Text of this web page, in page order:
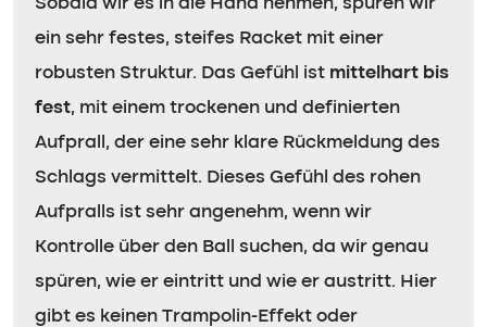
Sobald wir es in die Hand nehmen, spüren wir
ein sehr festes, steifes Racket mit einer
robusten Struktur. Das Gefühl ist mittelhart bis
fest, mit einem trockenen und definierten
Aufprall, der eine sehr klare Rückmeldung des
Schlags vermittelt. Dieses Gefühl des rohen
Aufpralls ist sehr angenehm, wenn wir
Kontrolle über den Ball suchen, da wir genau
spüren, wie er eintritt und wie er austritt. Hier
gibt es keinen Trampolin-Effekt oder